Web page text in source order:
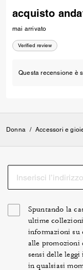
acquisto
mai arrivato
Verified review
Questa recensione è
Donna / Accessori e
Spuntando la
ultime
informazioni su
alle promozioni
sensi delle
in qualsiasi